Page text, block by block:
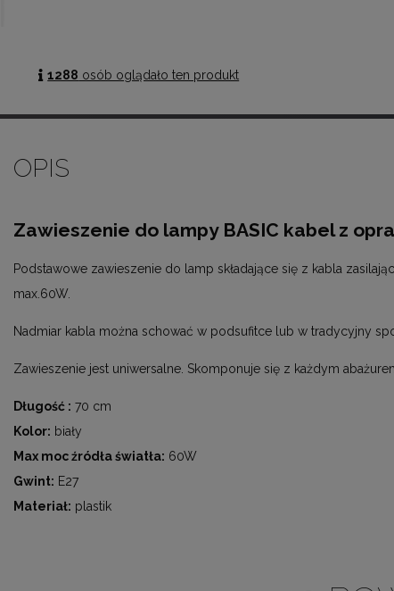
1288 osób oglądało ten produkt
OPIS
Zawieszenie do lampy BASIC kabel z
Podstawowe zawieszenie do lamp składające się z kabla
max.60W.
Nadmiar kabla można schować w podsufitce lub w tradycyjny
Zawieszenie jest uniwersalne. Skomponuje się z każdym
Długość : 70 cm
Kolor: biały
Max moc źródła światła: 60W
Gwint: E27
Materiał: plastik